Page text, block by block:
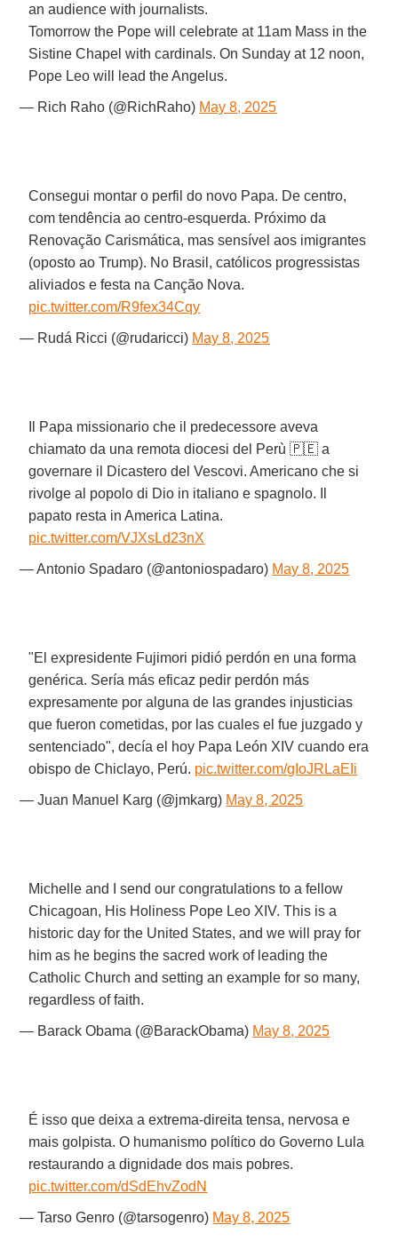
an audience with journalists.
Tomorrow the Pope will celebrate at 11am Mass in the
Sistine Chapel with cardinals. On Sunday at 12 noon,
Pope Leo will lead the Angelus.
— Rich Raho (@RichRaho) May 8, 2025
Consegui montar o perfil do novo Papa. De centro,
com tendência ao centro-esquerda. Próximo da
Renovação Carismática, mas sensível aos imigrantes
(oposto ao Trump). No Brasil, católicos progressistas
aliviados e festa na Canção Nova.
pic.twitter.com/R9fex34Cqy
— Rudá Ricci (@rudaricci) May 8, 2025
Il Papa missionario che il predecessore aveva
chiamato da una remota diocesi del Perù 🇵🇪 a
governare il Dicastero del Vescovi. Americano che si
rivolge al popolo di Dio in italiano e spagnolo. Il
papato resta in America Latina.
pic.twitter.com/VJXsLd23nX
— Antonio Spadaro (@antoniospadaro) May 8, 2025
"El expresidente Fujimori pidió perdón en una forma
genérica. Sería más eficaz pedir perdón más
expresamente por alguna de las grandes injusticias
que fueron cometidas, por las cuales el fue juzgado y
sentenciado", decía el hoy Papa León XIV cuando era
obispo de Chiclayo, Perú. pic.twitter.com/gIoJRLaEIi
— Juan Manuel Karg (@jmkarg) May 8, 2025
Michelle and I send our congratulations to a fellow
Chicagoan, His Holiness Pope Leo XIV. This is a
historic day for the United States, and we will pray for
him as he begins the sacred work of leading the
Catholic Church and setting an example for so many,
regardless of faith.
— Barack Obama (@BarackObama) May 8, 2025
É isso que deixa a extrema-direita tensa, nervosa e
mais golpista. O humanismo político do Governo Lula
restaurando a dignidade dos mais pobres.
pic.twitter.com/dSdEhvZodN
— Tarso Genro (@tarsogenro) May 8, 2025